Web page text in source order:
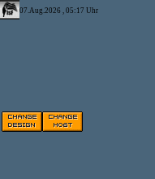
07.Aug.2026 , 05:17 Uhr